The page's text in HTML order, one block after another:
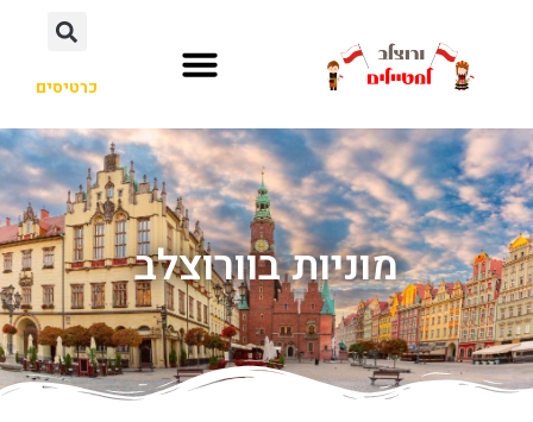
כרטיסים
מוניות בוורוצלב